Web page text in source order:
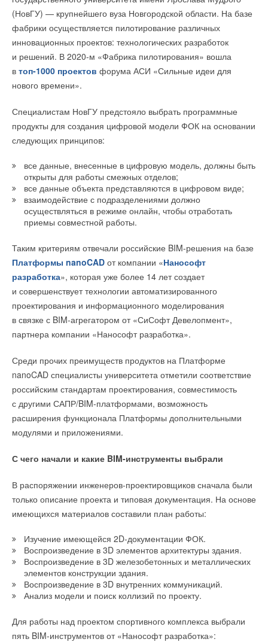
(НовГУ) — крупнейшего вуза Новгородской области. На базе
фабрики осуществляется пилотирование различных
инновационных проектов: технологических разработок
и решений. В 2020-м «Фабрика пилотирования» вошла
в топ-1000 проектов форума АСИ «Сильные идеи для
нового времени».
Специалистам НовГУ предстояло выбрать программные
продукты для создания цифровой модели ФОК на основании
следующих принципов:
все данные, внесенные в цифровую модель, должны быть
открыты для работы смежных отделов;
все данные объекта представляются в цифровом виде;
взаимодействие с подразделениями должно
осуществляться в режиме онлайн, чтобы отработать
приемы совместной работы.
Таким критериям отвечали российские BIM-решения на базе
Платформы nanoCAD от компании «Нанософт
разработка», которая уже более 14 лет создает
и совершенствует технологии автоматизированного
проектирования и информационного моделирования
в связке с BIM-агрегатором от «СиСофт Девелопмент»,
партнера компании «Нанософт разработка».
Среди прочих преимуществ продуктов на Платформе
nanoCAD специалисты университета отметили соответствие
российским стандартам проектирования, совместимость
с другими САПР/BIM-платформами, возможность
расширения функционала Платформы дополнительными
модулями и приложениями.
С чего начали и какие BIM-инструменты выбрали
В распоряжении инженеров-проектировщиков сначала были
только описание проекта и типовая документация. На основе
имеющихся материалов составили план работы:
Изучение имеющейся 2D-документации ФОК.
Воспроизведение в 3D элементов архитектуры здания.
Воспроизведение в 3D железобетонных и металлических
элементов конструкции здания.
Воспроизведение в 3D внутренних коммуникаций.
Анализ модели и поиск коллизий по проекту.
Для работы над проектом спортивного комплекса выбрали
пять BIM-инструментов от «Нанософт разработка»:
Уведомления отключены
Комментарии
Ваше имя *
Ваш E-mail *
Текст комментария